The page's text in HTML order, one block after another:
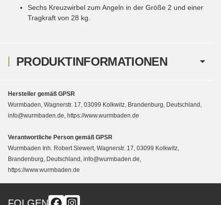
PRODUKTINFORMATIONEN
Sechs Kreuzwirbel zum Angeln in der Größe 2 und einer
Tragkraft von 28 kg.
Hersteller gemäß GPSR
Wurmbaden, Wagnerstr. 17, 03099 Kolkwitz, Brandenburg, Deutschland,
info@wurmbaden.de, https://www.wurmbaden.de
Verantwortliche Person gemäß GPSR
Wurmbaden Inh. Robert Siewert, Wagnerstr. 17, 03099 Kolkwitz,
Brandenburg, Deutschland, info@wurmbaden.de,
https://www.wurmbaden.de
FOLGEN